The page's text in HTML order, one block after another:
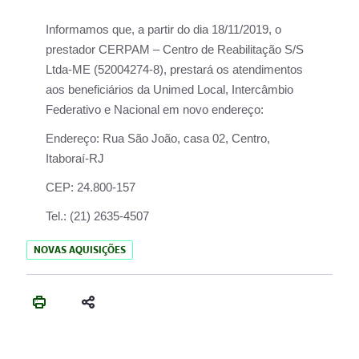
Informamos que, a partir do dia 18/11/2019, o
prestador CERPAM – Centro de Reabilitação S/S
Ltda-ME (52004274-8), prestará os atendimentos
aos beneficiários da Unimed Local, Intercâmbio
Federativo e Nacional em novo endereço:
Endereço: Rua São João, casa 02, Centro,
Itaboraí-RJ
CEP: 24.800-157
Tel.: (21) 2635-4507
NOVAS AQUISIÇÕES